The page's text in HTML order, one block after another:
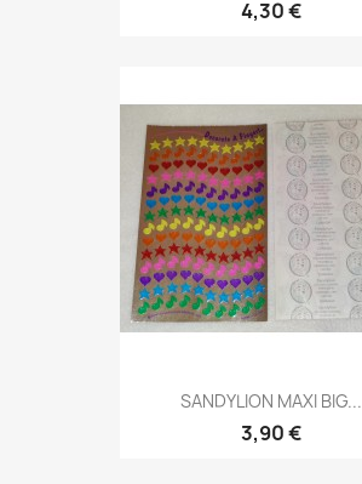
4,30 €
SANDYLION MAXI BIG...
3,90 €